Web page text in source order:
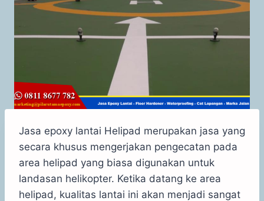
Jasa epoxy lantai Helipad merupakan jasa yang
secara khusus mengerjakan pengecatan pada
area helipad yang biasa digunakan untuk
landasan helikopter. Ketika datang ke area
helipad, kualitas lantai ini akan menjadi sangat